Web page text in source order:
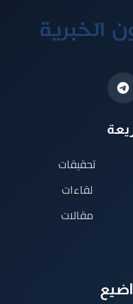
تحقيقات
لقاءات
مقالات